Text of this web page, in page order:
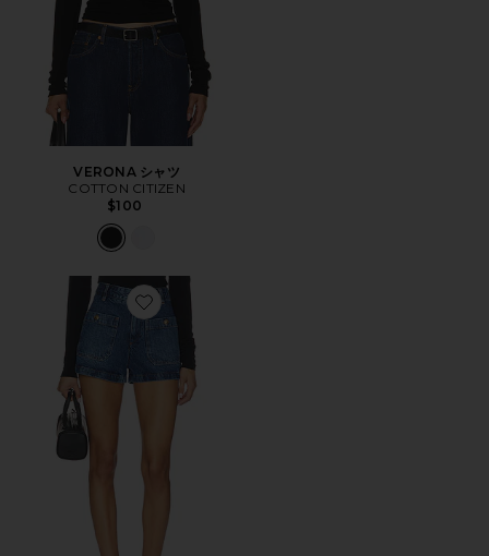
VERONA シャツ
COTTON CITIZEN
$100
Favorite CRUISE ショートパンツ